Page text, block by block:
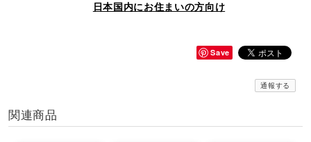
日本国内にお住まいの方向け
Save
通報する
関連商品